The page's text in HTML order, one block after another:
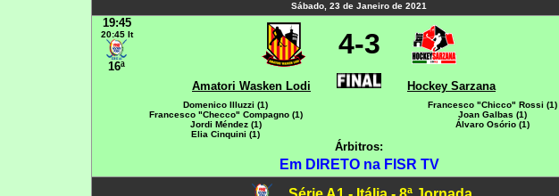
Sábado, 23 de Janeiro de 2021
19:45
20:45 It
16ª
4-3
Amatori Wasken Lodi Hockey Sarzana
Domenico Illuzzi (1)
Francesco "Checco" Compagno (1)
Jordi Méndez (1)
Elia Cinquini (1)
Francesco "Chicco" Rossi (1)
Joan Galbas (1)
Álvaro Osório (1)
Árbitros:
Em DIRETO na FISR TV